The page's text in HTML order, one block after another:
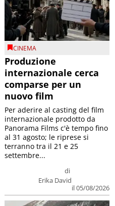
CINEMA
Produzione
internazionale cerca
comparse per un
nuovo film
di
Erika David
il 05/08/2026
Per aderire al casting del film
internazionale prodotto da
Panorama Films c'è tempo fino
al 31 agosto; le riprese si
terranno tra il 21 e 25
settembre...